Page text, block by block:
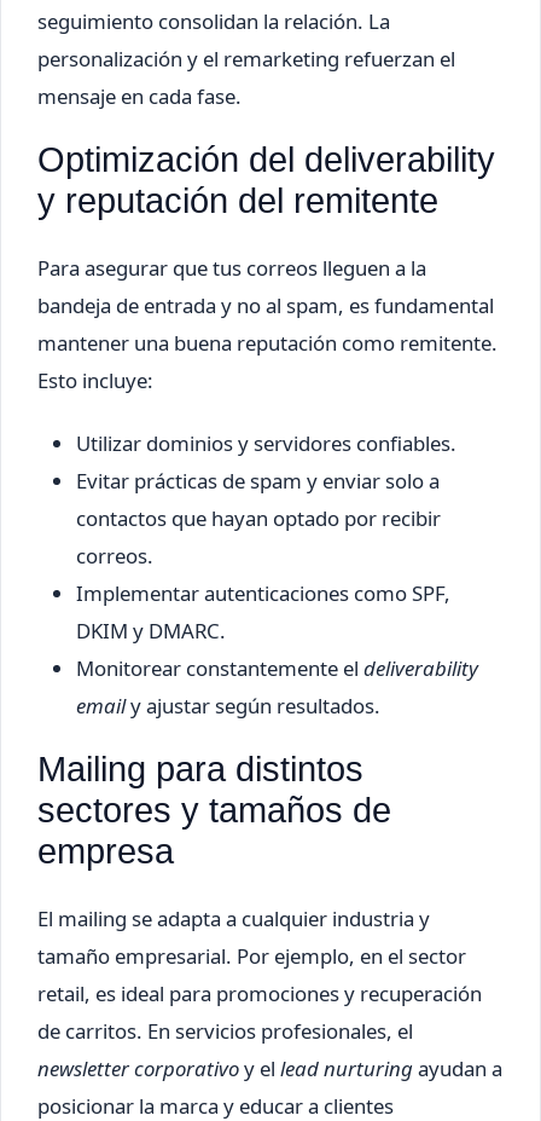
seguimiento consolidan la relación. La
personalización y el remarketing refuerzan el
mensaje en cada fase.
Optimización del deliverability
y reputación del remitente
Para asegurar que tus correos lleguen a la
bandeja de entrada y no al spam, es fundamental
mantener una buena reputación como remitente.
Esto incluye:
Utilizar dominios y servidores confiables.
Evitar prácticas de spam y enviar solo a
contactos que hayan optado por recibir
correos.
Implementar autenticaciones como SPF,
DKIM y DMARC.
Monitorear constantemente el deliverability
emaily ajustar según resultados.
Mailing para distintos
sectores y tamaños de
empresa
El mailing se adapta a cualquier industria y
tamaño empresarial. Por ejemplo, en el sector
retail, es ideal para promociones y recuperación
de carritos. En servicios profesionales, el
newsletter corporativoy el lead nurturingayudan a
posicionar la marca y educar a clientes